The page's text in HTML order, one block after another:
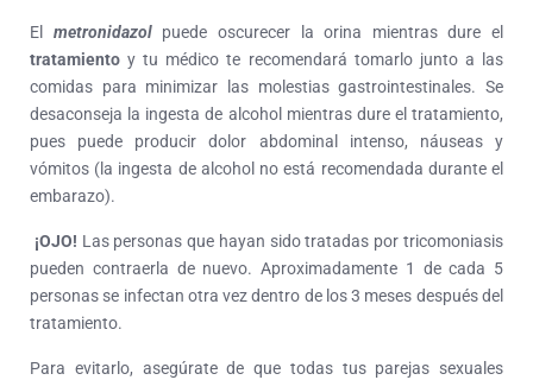
El metronidazolpuede oscurecer la orina mientras dure el
tratamiento y tu médico te recomendará tomarlo junto a las
comidas para minimizar las molestias gastrointestinales. Se
desaconseja la ingesta de alcohol mientras dure el tratamiento,
pues puede producir dolor abdominal intenso, náuseas y
vómitos (la ingesta de alcohol no está recomendada durante el
embarazo).
¡OJO! Las personas que hayan sido tratadas por tricomoniasis
pueden contraerla de nuevo. Aproximadamente 1 de cada 5
personas se infectan otra vez dentro de los 3 meses después del
tratamiento.
Para evitarlo, asegúrate de que todas tus parejas sexuales